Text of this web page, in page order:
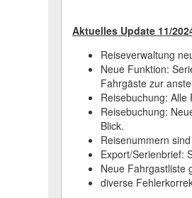
Aktuelles Update 11/
Reiseverwaltung
Neue Funktion:
Fahrgäste zur
Reisebuchung:
Reisebuchung:
Blick.
Reisenummern
Export/Serienbrief:
Neue Fahrgastliste
diverse